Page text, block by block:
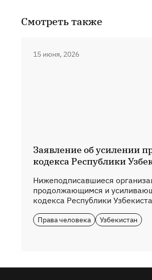
Смотреть также
15 июня, 2026
Заявление об усилении
кодекса Республики
Нижеподписавшиеся
продолжающимся и
кодекса Республики
Права человека Узбекистан